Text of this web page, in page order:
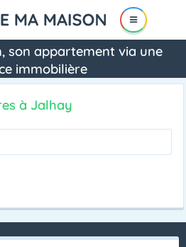
son appartement via une
immobilière
à Jalhay